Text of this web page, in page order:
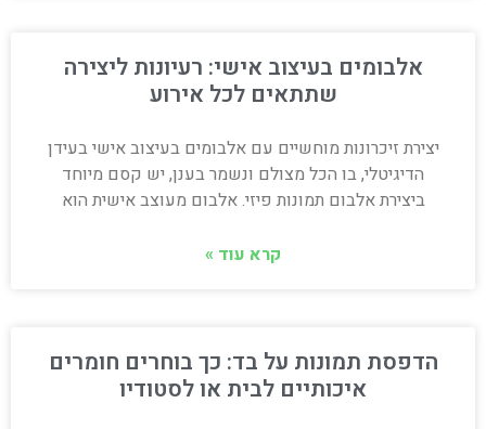
אלבומים בעיצוב אישי: רעיונות ליצירה
שתתאים לכל אירוע
יצירת זיכרונות מוחשיים עם אלבומים בעיצוב אישי בעידן
הדיגיטלי, בו הכל מצולם ונשמר בענן, יש קסם מיוחד
ביצירת אלבום תמונות פיזי. אלבום מעוצב אישית הוא
קרא עוד »
הדפסת תמונות על בד: כך בוחרים חומרים
איכותיים לבית או לסטודיו